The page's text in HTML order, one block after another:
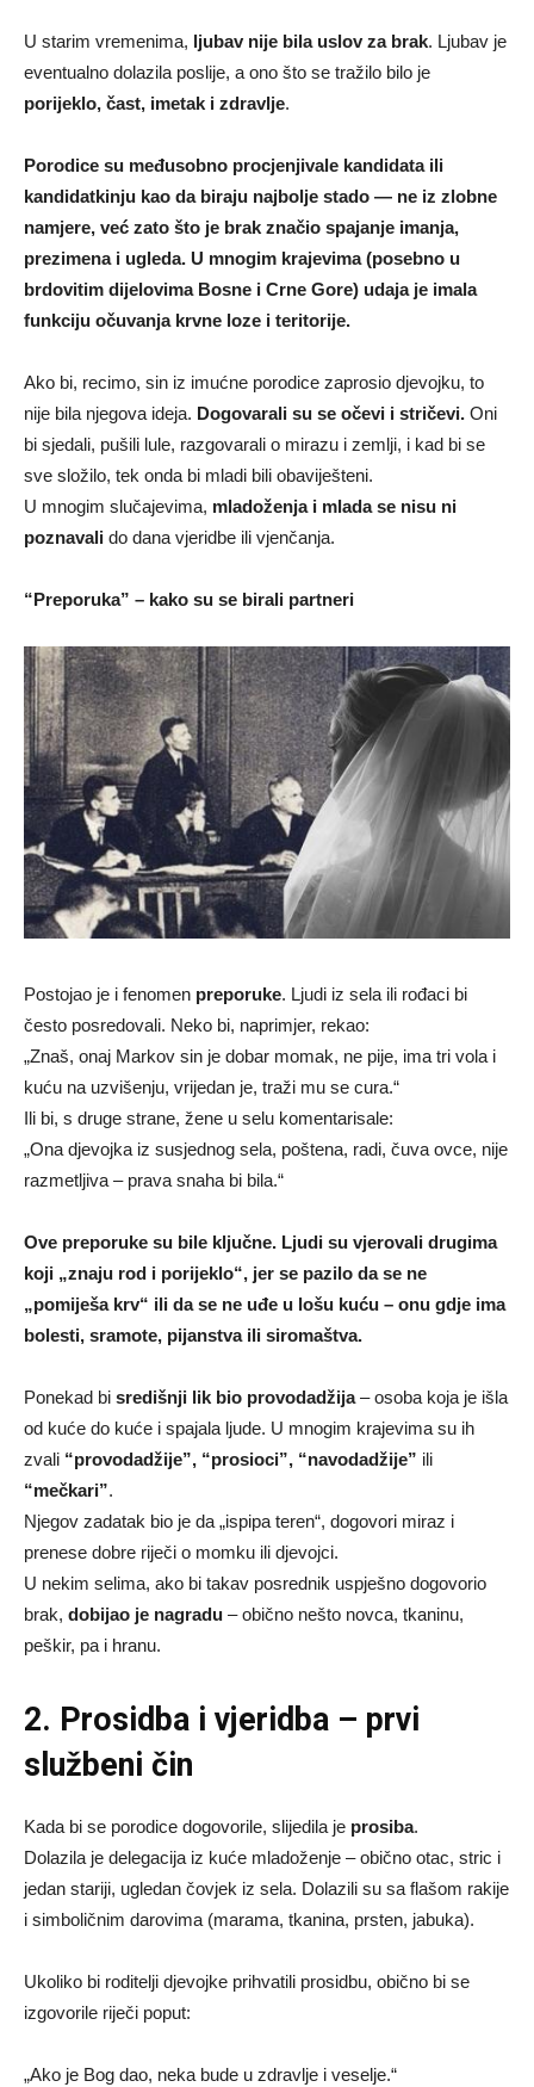
U starim vremenima, ljubav nije bila uslov za brak. Ljubav je
eventualno dolazila poslije, a ono što se tražilo bilo je
porijeklo, čast, imetak i zdravlje.
Porodice su međusobno procjenjivale kandidata ili
kandidatkinju kao da biraju najbolje stado — ne iz zlobne
namjere, već zato što je brak značio spajanje imanja,
prezimena i ugleda. U mnogim krajevima (posebno u
brdovitim dijelovima Bosne i Crne Gore) udaja je imala
funkciju očuvanja krvne loze i teritorije.
Ako bi, recimo, sin iz imućne porodice zaprosio djevojku, to
nije bila njegova ideja. Dogovarali su se očevi i stričevi. Oni
bi sjedali, pušili lule, razgovarali o mirazu i zemlji, i kad bi se
sve složilo, tek onda bi mladi bili obaviješteni.
U mnogim slučajevima, mladoženja i mlada se nisu ni
poznavali do dana vjeridbe ili vjenčanja.
“Preporuka” – kako su se birali partneri
Postojao je i fenomen preporuke. Ljudi iz sela ili rođaci bi
često posredovali. Neko bi, naprimjer, rekao:
„Znaš, onaj Markov sin je dobar momak, ne pije, ima tri vola i
kuću na uzvišenju, vrijedan je, traži mu se cura.“
Ili bi, s druge strane, žene u selu komentarisale:
„Ona djevojka iz susjednog sela, poštena, radi, čuva ovce, nije
razmetljiva – prava snaha bi bila.“
Ove preporuke su bile ključne. Ljudi su vjerovali drugima
koji „znaju rod i porijeklo“, jer se pazilo da se ne
„pomiješa krv“ ili da se ne uđe u lošu kuću – onu gdje ima
bolesti, sramote, pijanstva ili siromaštva.
Ponekad bi središnji lik bio provodadžija– osoba koja je išla
od kuće do kuće i spajala ljude. U mnogim krajevima su ih
zvali “provodadžije”, “prosioci”, “navodadžije” ili
“mečkari”.
Njegov zadatak bio je da „ispipa teren“, dogovori miraz i
prenese dobre riječi o momku ili djevojci.
U nekim selima, ako bi takav posrednik uspješno dogovorio
brak, dobijao je nagradu – obično nešto novca, tkaninu,
peškir, pa i hranu.
2. Prosidba i vjeridba – prvi
službeni čin
Kada bi se porodice dogovorile, slijedila je prosiba.
Dolazila je delegacija iz kuće mladoženje – obično otac, stric i
jedan stariji, ugledan čovjek iz sela. Dolazili su sa flašom rakije
i simboličnim darovima (marama, tkanina, prsten, jabuka).
Ukoliko bi roditelji djevojke prihvatili prosidbu, obično bi se
izgovorile riječi poput:
„Ako je Bog dao, neka bude u zdravlje i veselje.“